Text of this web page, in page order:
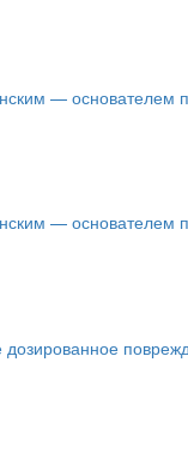
— основателем
— основателем